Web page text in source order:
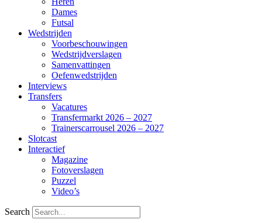
Dames
Futsal
Wedstrijden
Voorbeschouwingen
Wedstrijdverslagen
Samenvattingen
Oefenwedstrijden
Interviews
Transfers
Vacatures
Transfermarkt 2026 – 2027
Trainerscarrousel 2026 – 2027
Slotcast
Interactief
Magazine
Fotoverslagen
Puzzel
Video’s
Search